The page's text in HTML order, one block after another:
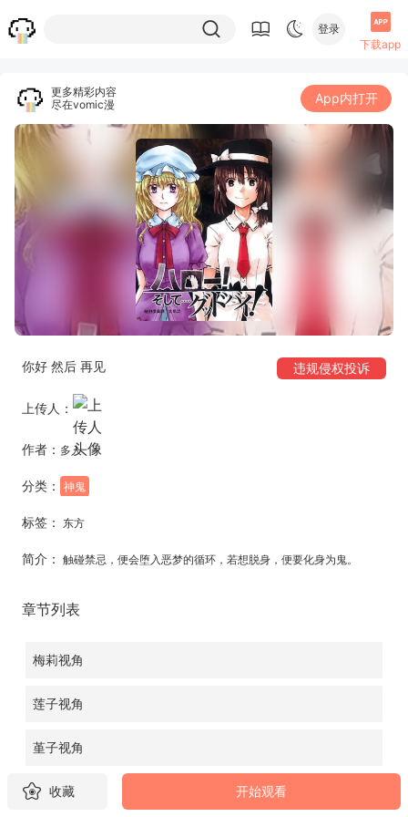
登录
下载app
更多精彩内容
尽在vomic漫
App内打开
你好 然后 再见 违规侵权投诉
上传人：
作者： 多人
分类： 神鬼
标签： 东方
简介： 触碰禁忌，便会堕入恶梦的循环，若想脱身，便要化身为鬼。
章节列表
梅莉视角
莲子视角
堇子视角
收藏 开始观看